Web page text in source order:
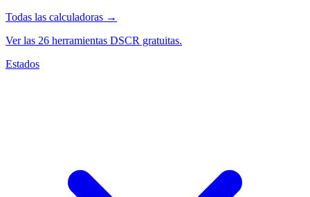
Todas las calculadoras →
Ver las 26 herramientas DSCR gratuitas.
Estados